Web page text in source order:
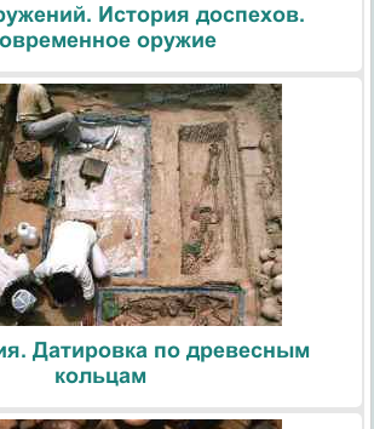
История доспехов.
оружие
Датировка по древесным
кольцам